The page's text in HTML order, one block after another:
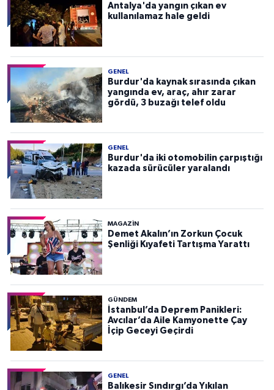
Antalya'da yangın çıkan ev
kullanılamaz hale geldi
GENEL
Burdur'da kaynak sırasında çıkan
yangında ev, araç, ahır zarar
gördü, 3 buzağı telef oldu
GENEL
Burdur'da iki otomobilin çarpıştığı
kazada sürücüler yaralandı
MAGAZİN
Demet Akalın’ın Zorkun Çocuk
Şenliği Kıyafeti Tartışma Yarattı
GÜNDEM
İstanbul’da Deprem Panikleri:
Avcılar’da Aile Kamyonette Çay
İçip Geceyi Geçirdi
GENEL
Balıkesir Sındırgı’da Yıkılan